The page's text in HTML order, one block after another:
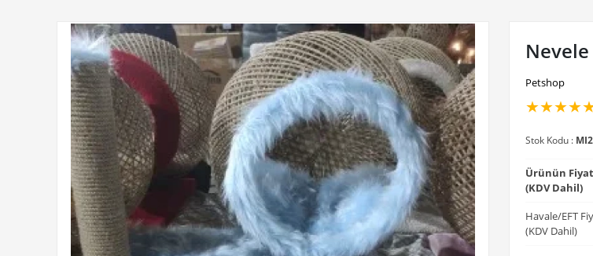
Petshop
★★★★
Stok Kodu :
Ürünün
(KDV Dahil)
Havale/EFT
(KDV Dahil)